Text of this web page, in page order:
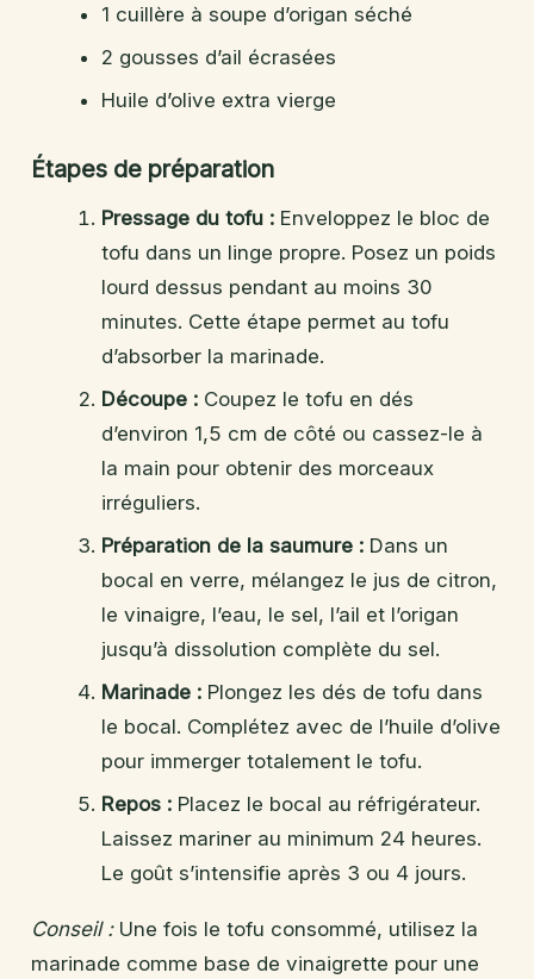
1 cuillère à soupe d’origan séché
2 gousses d’ail écrasées
Huile d’olive extra vierge
Étapes de préparation
Pressage du tofu :Enveloppez le bloc de
tofu dans un linge propre. Posez un poids
lourd dessus pendant au moins 30
minutes. Cette étape permet au tofu
d’absorber la marinade.
Découpe :Coupez le tofu en dés
d’environ 1,5 cm de côté ou cassez-le à
la main pour obtenir des morceaux
irréguliers.
Préparation de la saumure :Dans un
bocal en verre, mélangez le jus de citron,
le vinaigre, l’eau, le sel, l’ail et l’origan
jusqu’à dissolution complète du sel.
Marinade :Plongez les dés de tofu dans
le bocal. Complétez avec de l’huile d’olive
pour immerger totalement le tofu.
Repos :Placez le bocal au réfrigérateur.
Laissez mariner au minimum 24 heures.
Le goût s’intensifie après 3 ou 4 jours.
Conseil :Une fois le tofu consommé, utilisez la
marinade comme base de vinaigrette pour une